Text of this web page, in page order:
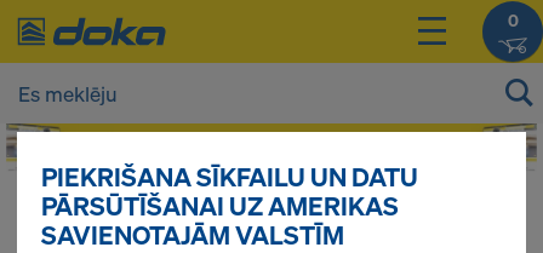
0
Jūsu produktu cenas Jūs varat redzēt
pieslēdzoties.
PIEKRIŠANA SĪKFAILU UN DATU
PĀRSŪTĪŠANAI UZ AMERIKAS
SAVIENOTAJĀM VALSTĪM